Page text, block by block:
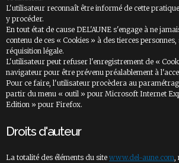
L'utilisateur reconnaît être informé de cette
y procéder.
En tout état de cause DEL'AUNE s'engage à ne
contenu de ces « Cookies » à des tierces
réquisition légale.
L'utilisateur peut refuser l'enregistrement de «
navigateur pour être prévenu préalablement à
Pour ce faire, l'utilisateur procèdera au
partir du menu « outil » pour Microsoft Internet
Edition » pour Firefox.
Droits d'auteur
La totalité des éléments du site www.del-aune.com,